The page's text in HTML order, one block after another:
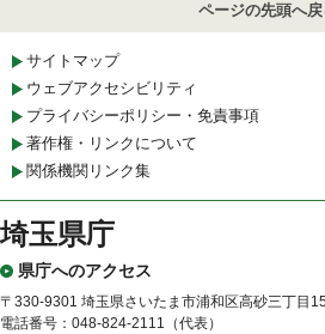
ページの先頭へ戻
サイトマップ
ウェブアクセシビリティ
プライバシーポリシー・免責事項
著作権・リンクについて
関係機関リンク集
埼玉県庁
県庁へのアクセス
〒330-9301 埼玉県さいたま市浦和区高砂三丁目
電話番号：048-824-2111（代表）